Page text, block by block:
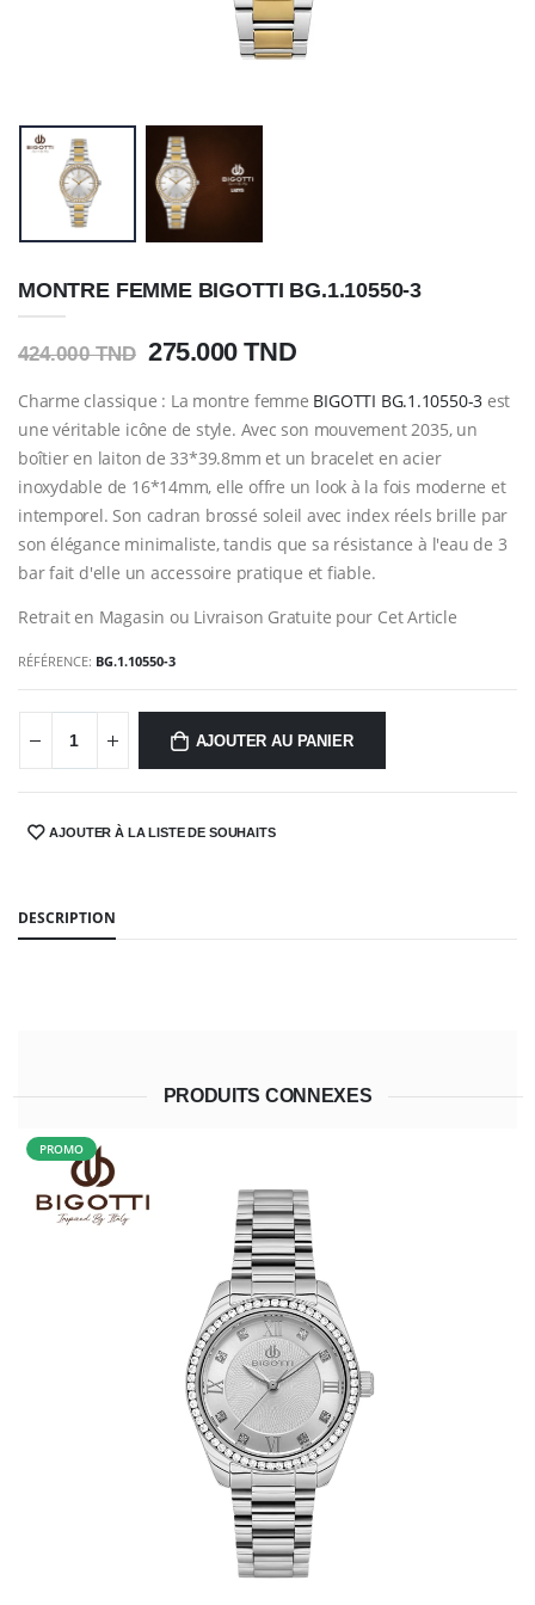
MONTRE FEMME BIGOTTI BG.1.10550-3
424.000 TND 275.000 TND
Charme classique : La montre femme BIGOTTI BG.1.10550-3 est
une véritable icône de style. Avec son mouvement 2035, un
boîtier en laiton de 33*39.8mm et un bracelet en acier
inoxydable de 16*14mm, elle offre un look à la fois moderne et
intemporel. Son cadran brossé soleil avec index réels brille par
son élégance minimaliste, tandis que sa résistance à l'eau de 3
bar fait d'elle un accessoire pratique et fiable.
Retrait en Magasin ou Livraison Gratuite pour Cet Article
RÉFÉRENCE: BG.1.10550-3
AJOUTER AU PANIER
SHARE:AJOUTER À LA LISTE DE SOUHAITS
DESCRIPTION
PRODUITS CONNEXES
PROMO